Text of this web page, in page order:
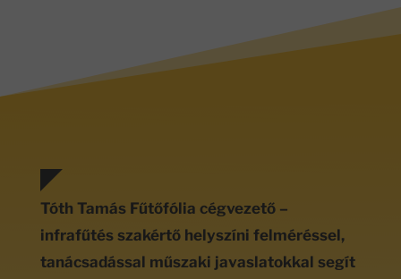
Tóth Tamás Fűtőfólia cégvezető –
infrafűtés szakértő helyszíni felméréssel,
tanácsadással műszaki javaslatokkal segít